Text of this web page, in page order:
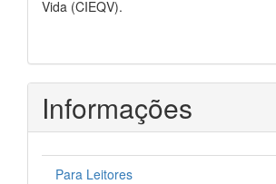
Vida (CIEQV).
Informações
Para Leitores